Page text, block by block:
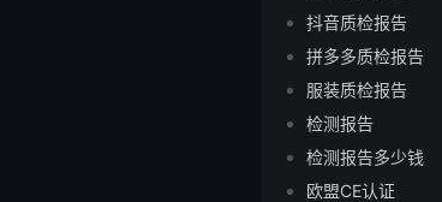
抖音质检报告
拼多多质检报告
服装质检报告
检测报告
检测报告多少钱
欧盟CE认证